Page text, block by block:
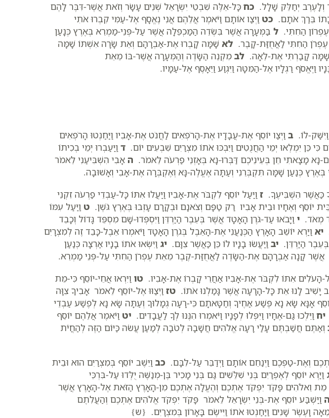
וְלָעֶרֶב יְחַלֵּק שָׁלָל. כח כָּל-אֵלֶּה שִׁבְטֵי יִשְׂרָאֵל שְׁנֵים עָשָׂר וְזֹאת אֲשֶׁר-דִּבֶּר לָהֶם
בֵּרַךְ אֹתָם. כט וַיְצַו אוֹתָם וַיֹּאמֶר אֲלֵהֶם אֲנִי נֶאֱסָף אֶל-עַמִּי קִבְרוּ אֹתִי
הַחִתִּי. ל בַּמְּעָרָה אֲשֶׁר בִּשְׂדֵה הַמַּכְפֵּלָה אֲשֶׁר עַל-פְּנֵי-מַמְרֵא בְּאֶרֶץ כְּנָעַן
הַחִתִּי לַאֲחֻזַּת-קָבֶר. לא שָׁמָּה קָבְרוּ אֶת-אַבְרָהָם וְאֵת שָׂרָה אִשְׁתּוֹ שָׁמָּה
קָבַרְתִּי אֶת-לֵאָה. לב מִקְנֵה הַשָּׂדֶה וְהַמְּעָרָה אֲשֶׁר-בּוֹ מֵאֵת
וַיֶּאֱסֹף רַגְלָיו אֶל-הַמִּטָּה וַיִּגְוַע וַיֵּאָסֶף אֶל-עַמָּיו.
לוֹ. ב וַיְצַו יוֹסֵף אֶת-עֲבָדָיו אֶת-הָרֹפְאִים לַחֲנֹט אֶת-אָבִיו וַיַּחַנְטוּ הָרֹפְאִים
כִּי כֵּן יִמְלְאוּ יְמֵי הַחֲנֻטִים וַיִּבְכּוּ אֹתוֹ מִצְרַיִם שִׁבְעִים יוֹם. ד וַיַּעַבְרוּ יְמֵי בְכִיתוֹ
נָא מָצָאתִי חֵן בְּעֵינֵיכֶם דַּבְּרוּ-נָא בְּאָזְנֵי פַרְעֹה לֵאמֹר. ה אָבִי הִשְׁבִּיעַנִי לֵאמֹר
בְּאֶרֶץ כְּנַעַן שָׁמָּה תִּקְבְּרֵנִי וְעַתָּה אֶעֱלֶה-נָּא וְאֶקְבְּרָה אֶת-אָבִי וְאָשׁוּבָה.
כַּאֲשֶׁר הִשְׁבִּיעֶךָ. ז וַיַּעַל יוֹסֵף לִקְבֹּר אֶת-אָבִיו וַיַּעֲלוּ אִתּוֹ כָּל-עַבְדֵי פַרְעֹה זִקְנֵי
יוֹסֵף וְאֶחָיו וּבֵית אָבִיו רַק טַפָּם וְצֹאנָם וּבְקָרָם עָזְבוּ בְּאֶרֶץ גֹּשֶׁן. ט וַיַּעַל עִמּוֹ
מְאֹד. י וַיָּבֹאוּ עַד-גֹּרֶן הָאָטָד אֲשֶׁר בְּעֵבֶר הַיַּרְדֵּן וַיִּסְפְּדוּ-שָׁם מִסְפֵּד גָּדוֹל וְכָבֵד
יא וַיַּרְא יוֹשֵׁב הָאָרֶץ הַכְּנַעֲנִי אֶת-הָאֵבֶל בְּגֹרֶן הָאָטָד וַיֹּאמְרוּ אֵבֶל-כָּבֵד זֶה לְמִצְרָיִם
הַיַּרְדֵּן. יב וַיַּעֲשׂוּ בָנָיו לוֹ כֵּן כַּאֲשֶׁר צִוָּם. יג וַיִּשְׂאוּ אֹתוֹ בָנָיו אַרְצָה כְּנַעַן
אֲשֶׁר קָנָה אַבְרָהָם אֶת-הַשָּׂדֶה לַאֲחֻזַּת-קֶבֶר מֵאֵת עֶפְרֹן הַחִתִּי עַל-פְּנֵי מַמְרֵא.
הָעֹלִים אִתּוֹ לִקְבֹּר אֶת-אָבִיו אַחֲרֵי קָבְרוֹ אֶת-אָבִיו. טו וַיִּרְאוּ אֲחֵי-יוֹסֵף כִּי-מֵת
יָשִׁיב לָנוּ אֵת כָּל-הָרָעָה אֲשֶׁר גָּמַלְנוּ אֹתוֹ. טז וַיְצַוּוּ אֶל-יוֹסֵף לֵאמֹר אָבִיךָ צִוָּה
אָנָּא שָׂא נָא פֶּשַׁע אַחֶיךָ וְחַטָּאתָם כִּי-רָעָה גְמָלוּךָ וְעַתָּה שָׂא נָא לְפֶשַׁע עַבְדֵי
יח וַיֵּלְכוּ גַּם-אֶחָיו וַיִּפְּלוּ לְפָנָיו וַיֹּאמְרוּ הִנֶּנּוּ לְךָ לַעֲבָדִים. יט וַיֹּאמֶר אֲלֵהֶם יוֹסֵף
וְאַתֶּם חֲשַׁבְתֶּם עָלַי רָעָה אֱלֹהִים חֲשָׁבָהּ לְטֹבָה לְמַעַן עֲשֹׂה כַּיּוֹם הַזֶּה לְהַחֲיֹת
וְאֶת-טַפְּכֶם וַיְנַחֵם אוֹתָם וַיְדַבֵּר עַל-לִבָּם. כב וַיֵּשֶׁב יוֹסֵף בְּמִצְרַיִם הוּא וּבֵית
וַיַּרְא יוֹסֵף לְאֶפְרַיִם בְּנֵי שִׁלֵּשִׁים גַּם בְּנֵי מָכִיר בֶּן-מְנַשֶּׁה יֻלְּדוּ עַל-בִּרְכֵּי
מֵת וֵאלֹהִים פָּקֹד יִפְקֹד אֶתְכֶם וְהֶעֱלָה אֶתְכֶם מִן-הָאָרֶץ הַזֹּאת אֶל-הָאָרֶץ אֲשֶׁר
וַיַּשְׁבַּע יוֹסֵף אֶת-בְּנֵי יִשְׂרָאֵל לֵאמֹר פָּקֹד יִפְקֹד אֱלֹהִים אֶתְכֶם וְהַעֲלִתֶם
מֵאָה וָעֶשֶׂר שָׁנִים וַיַּחַנְטוּ אֹתוֹ וַיִּישֶׂם בָּאָרוֹן בְּמִצְרָיִם. {ש}